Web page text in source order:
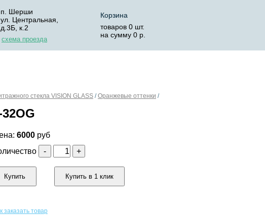
п. Шерши
ул. Центральная,
д.3Б, к.2
схема проезда
Корзина
товаров 0 шт.
на сумму 0 р.
стекла VISION GLASS /Оранжевые оттенки /
6000 руб
- +
Купить Купить в 1 клик
заказать товар